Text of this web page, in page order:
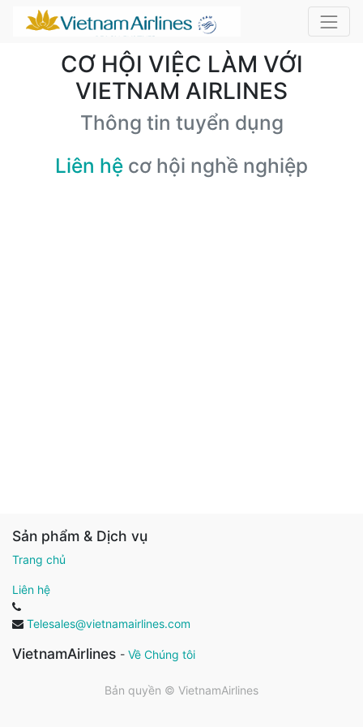
CƠ HỘI VIỆC LÀM VỚI
VIETNAM AIRLINES
Thông tin tuyển dụng
Liên hệ cơ hội nghề nghiệp
Sản phẩm & Dịch vụ
Trang chủ
Liên hệ
Telesales@vietnamairlines.com
VietnamAirlines - Về Chúng tôi
Bản quyền © VietnamAirlines